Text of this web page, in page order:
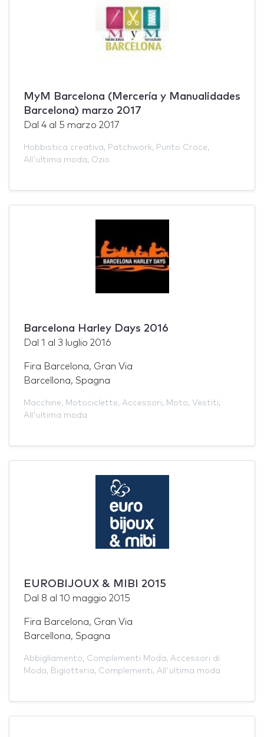
MyM Barcelona (Mercería y Manualidades
Barcelona) marzo 2017
Dal 4 al 5 marzo 2017
Hobbistica creativa, Patchwork, Punto Croce,
All'ultima moda, Ozio
Barcelona Harley Days 2016
Dal 1 al 3 luglio 2016
Fira Barcelona, Gran Via
Barcellona, Spagna
Macchine, Motociclette, Accessori, Moto, Vestiti,
All'ultima moda
EUROBIJOUX & MIBI 2015
Dal 8 al 10 maggio 2015
Fira Barcelona, Gran Via
Barcellona, Spagna
Abbigliamento, Complementi Moda, Accessori di
Moda, Bigiotteria, Complementi, All'ultima moda